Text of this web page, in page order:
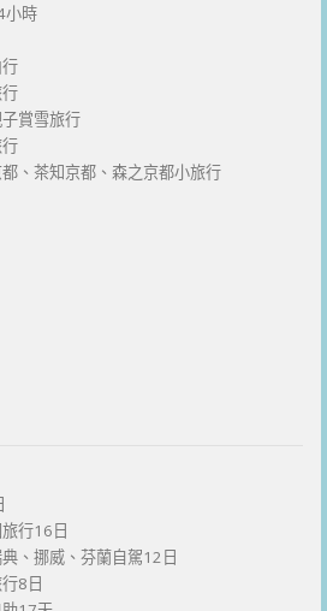
小時
賞雪旅行
、茶知京都、森之京都小旅行
行16日
、挪威、芬蘭自駕12日
8日